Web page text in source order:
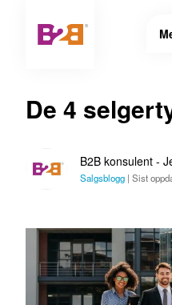
De 4
B2B konsulent -
Salgsblogg | Sist